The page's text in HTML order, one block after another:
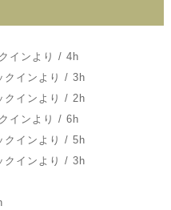
インより / 4h
インより / 3h
インより / 2h
インより / 6h
インより / 5h
インより / 3h